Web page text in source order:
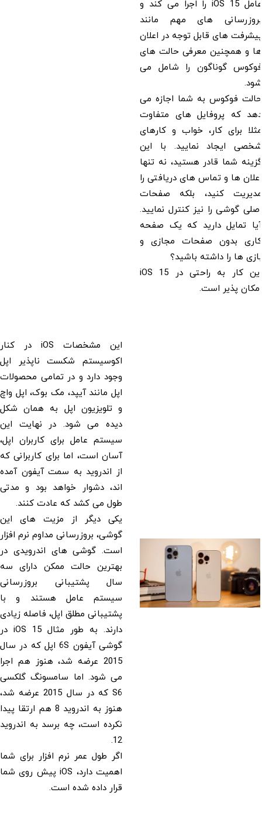
عامل iOS 15 را اجرا می کند و
بروزرسانی های مهم مانند
پیشرفت های قابل توجه در اعلان
ها و همچنین معرفی حالت های
فوکوس گوناگون را شامل می
شود.
حالت فوکوس به شما اجازه می
دهد که پروفایل های متفاوت
مثلا برای کار، خواب و کارهای
شخصی ایجاد نمایید. با این
گزینه شما قادر هستید، نه تنها
اعلان ها و تماس های دریافتی را
مدیریت کنید، بلکه صفحات
اصلی گوشی را نیز کنترل نمایید.
آیا تمایل دارید که یک صفحه
کاری بدون صفحات مجازی و
بازی ها را داشته باشید؟
این کار به راحتی در iOS 15
امکان پذیر است.
این مشخصات iOS در کنار
اکوسیستم شکست ناپذیر اپل
وجود دارد و در تمامی محصولات
اپل مانند آیپد، مک بوک، اپل واچ
و تلویزیون اپل به همان شکل
دیده می شود. در نهایت این
سیستم عامل برای کاربران اپل،
آسان است، اما برای کاربرانی که
از اندروید به سمت آیفون آمده
اند، دشوار خواهد بود و مدتی
طول می کشد که عادت کنند.
یکی دیگر از مزیت های این
گوشی، بروزرسانی مداوم نرم افزار
است. گوشی های اندرویدی در
بهترین حالت ممکن دارای سه
سال پشتیبانی بروزرسانی
سیستم عامل هستند و با
پشتیبانی مطلق اپل، فاصله زیادی
دارند. به طور مثال iOS 15 در
گوشی آیفون 6S اپل که در سال
2015 عرضه شد، هنوز هم اجرا
می شود. اما سامسونگ گلکسی
S6 که در سال 2015 عرضه شد،
هنوز به اندروید 8 هم ارتقا پیدا
نکرده است، چه برسد به اندروید
12.
اگر طول عمر نرم افزار برای شما
اهمیت دارد، iOS پیش روی شما
قرار داده شده است.